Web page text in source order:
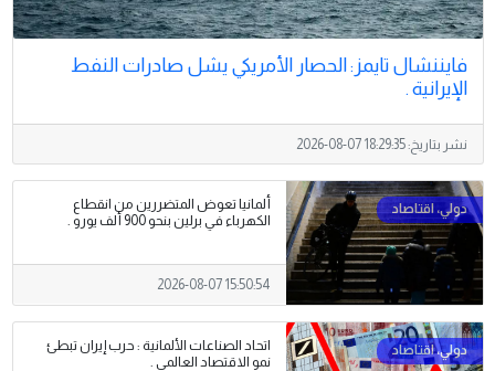
فايننشال تايمز: الحصار الأمريكي يشل صادرات النفط
الإيرانية .
نشر بتاريخ:2026-08-07 18:29:35
ألمانيا تعوض المتضررين من انقطاع
الكهرباء في برلين بنحو 900 ألف يورو .
2026-08-07 15:50:54
اتحاد الصناعات الألمانية : حرب إيران تبطئ
نمو الاقتصاد العالمي .